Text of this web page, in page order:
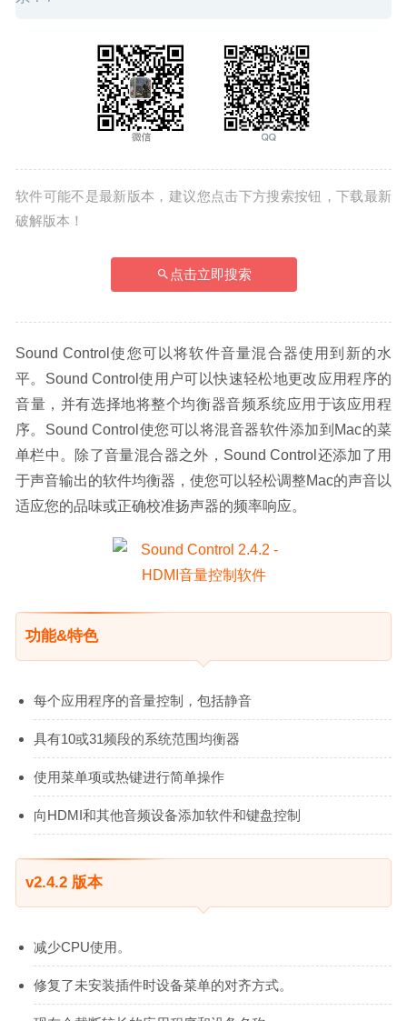
软件可能不是最新版本，建议您点击下方搜索按钮，下载最新
破解版本！
点击立即搜索
Sound Control使您可以将软件音量混合器使用到新的水
平。Sound Control使用户可以快速轻松地更改应用程序的
音量，并有选择地将整个均衡器音频系统应用于该应用程
序。Sound Control使您可以将混音器软件添加到Mac的菜
单栏中。除了音量混合器之外，Sound Control还添加了用
于声音输出的软件均衡器，使您可以轻松调整Mac的声音以
适应您的品味或正确校准扬声器的频率响应。
功能&特色
每个应用程序的音量控制，包括静音
具有10或31频段的系统范围均衡器
使用菜单项或热键进行简单操作
向HDMI和其他音频设备添加软件和键盘控制
v2.4.2 版本
减少CPU使用。
修复了未安装插件时设备菜单的对齐方式。